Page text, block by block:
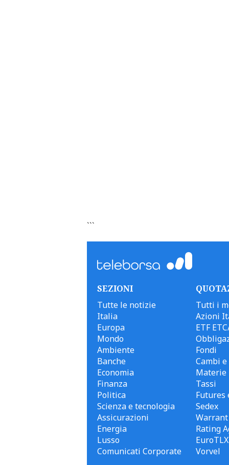
```
SEZIONI
Tutte le notizie
Italia
Europa
Mondo
Ambiente
Banche
Economia
Finanza
Politica
Scienza e tecnologia
Assicurazioni
Energia
Lusso
Comunicati Corporate
Tutti i
Azioni
ETF
Fondi
Cambi
Materie
Tassi
Futures
Sedex
Warrant
Rating
EuroTLX
Vorvel